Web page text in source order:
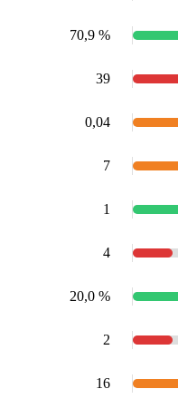
70,9 %
39
0,04
7
1
4
20,0 %
2
16